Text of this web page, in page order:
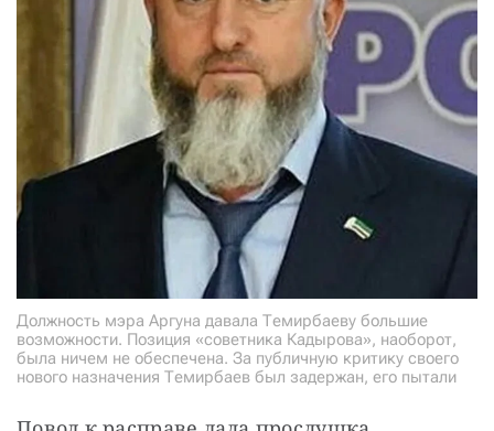
Должность мэра Аргуна давала Темирбаеву большие
возможности. Позиция «советника Кадырова», наоборот,
была ничем не обеспечена. За публичную критику своего
нового назначения Темирбаев был задержан, его пытали